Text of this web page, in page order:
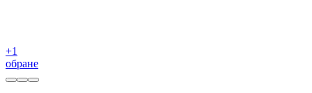
+1
обране